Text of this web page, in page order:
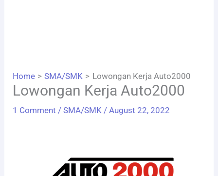
Home SMA/SMK Lowongan Kerja Auto2000
Lowongan Kerja Auto2000
1 Comment /SMA/SMK /August 22, 2022